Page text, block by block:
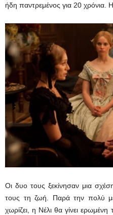
ήδη παντρεμένος για 20 χρόνια.
Οι δυο τους ξεκίνησαν μια
τους τη ζωή. Παρά την πολύ
χωρίζει, η Νέλι θα γίνει